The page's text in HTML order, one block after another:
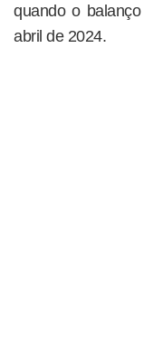
quando o
abril de 2024.